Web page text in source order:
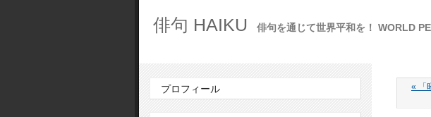
俳句 HAIKU 俳句を通じて世界平和を！ WORLD
プロフィール « 「